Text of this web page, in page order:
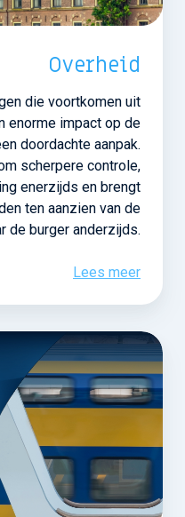
Overheid
die voortkomen uit
enorme impact op de
doordachte aanpak.
scherpere controle,
enerzijds en brengt
ten aanzien van de
de burger anderzijds.
Lees meer